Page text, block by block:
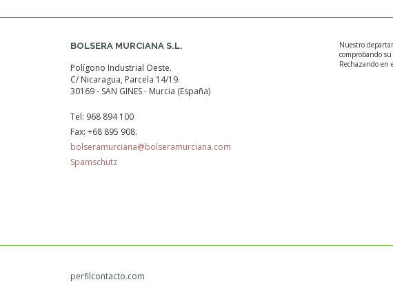
BOLSERA MURCIANA S.L.
Polígono Industrial Oeste.
C/ Nicaragua, Parcela 14/19.
30169 - SAN GINES - Murcia (España)
Tel: 968 894 100
Fax: +68 895 908.
bolseramurciana@bolseramurciana.com
Spamschutz
Nuestro
comprobando
Rechazando en
perfilcontacto.com